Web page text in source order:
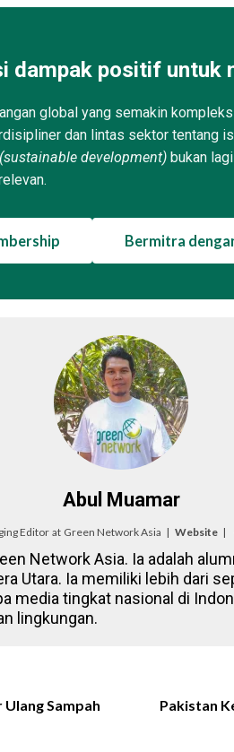
dampak positif untuk
global yang semakin
dan lintas sektor tentang
(sustainable development) bukan
Bermitra
Abul Muamar
Editor at Green Network Asia | Website |
Network Asia. Ia adalah
Utara. Ia memiliki lebih dari
tingkat nasional di
lingkungan.
Sampah
Pakistan